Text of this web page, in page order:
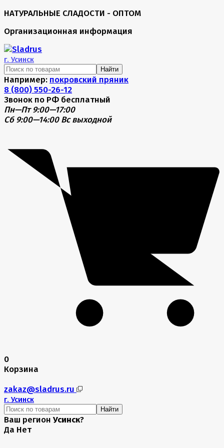
НАТУРАЛЬНЫЕ СЛАДОСТИ - ОПТОМ
Организационная информация
г. Усинск
Найти
Например: покровский пряник
8 (800) 550-26-12
Звонок по РФ бесплатный
Пн—Пт 9:00—17:00
Сб 9:00—14:00 Вс выходной
0
Корзина
zakaz@sladrus.ru
г. Усинск
Найти
Ваш регион Усинск?
Да Нет